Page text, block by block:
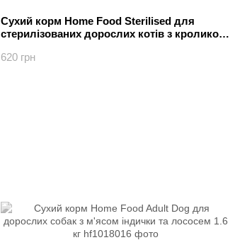
Сухий корм Home Food Sterilised для
стерилізованих дорослих котів з кроликом
620 грн